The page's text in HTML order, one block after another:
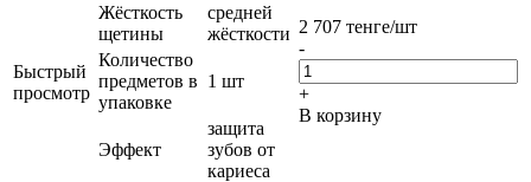
Быстрый
просмотр
Жёсткость
щетины
средней
жёсткости
Количество
предметов в
упаковке
1 шт
Эффект
защита
зубов от
кариеса
2 707 тенге/шт
-
+
В корзину